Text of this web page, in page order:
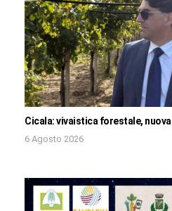
Cicala: vivaistica forestale,
6 Agosto 2026